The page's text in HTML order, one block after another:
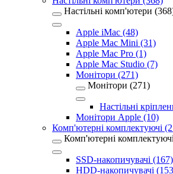
Настільні комп'ютери
Apple iMac (48)
Apple Mac Mini (31)
Apple Mac Pro (1)
Apple Mac Studio (7)
Монітори (271)
Монітори (271)
Настільні
Монітори Apple (10)
Комп'ютерні комплектуючі
Комп'ютерні
SSD-накопичувачі (167)
HDD-накопичувачі